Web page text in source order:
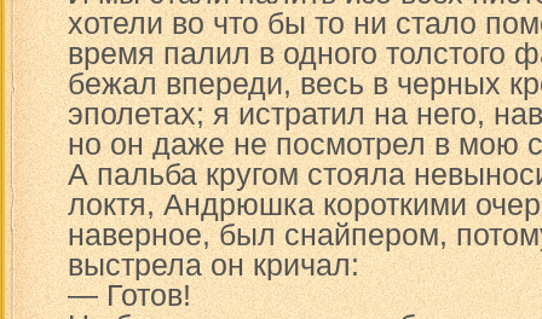
хотели во что бы то ни стало
время палил в одного толстого
бежал впереди, весь в черных
эполетах; я истратил на него,
но он даже не посмотрел в мою
А пальба кругом стояла
локтя, Андрюшка короткими
наверное, был снайпером,
выстрела он кричал:
— Готов!